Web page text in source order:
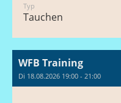
Typ
Tauchen
WFB Training
Di 18.08.2026 19:00 - 21:00